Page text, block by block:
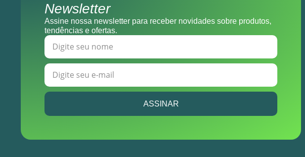
Newsletter
Assine nossa newsletter para receber novidades sobre produtos,
tendências e ofertas.
ASSINAR